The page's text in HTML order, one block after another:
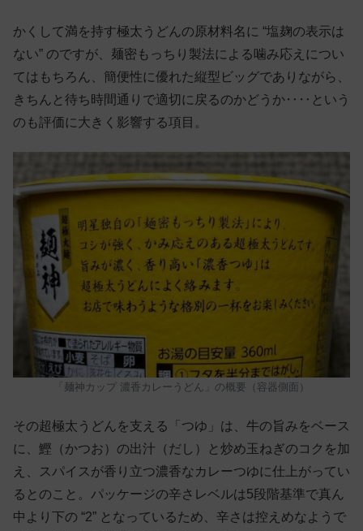
かくして満を持す極太うどんの原材料名に “塩麹の表示は
ない” のですが、麺密もっちり製法による噛み応えについ
てはもちろん、簡便性に優れた縦型ビッグでありながら、
きちんと待ち時間通りで適切に戻るのかどうか‥‥という
のも評価に大きく影響する項目。
「麺神カップ 濃香カレーうどん」の概要（容器側面）
その超極太うどんを支える「つゆ」は、牛の旨みをベース
に、鰹（かつお）の出汁（だし）と炒め玉ねぎのコクを加
え、スパイスが香り立つ濃香なカレーつゆに仕上がってい
るとのこと。パッケージの辛さレベルは5段階基準で真ん
中より下の “2” となっているため、辛さは控えめなようで